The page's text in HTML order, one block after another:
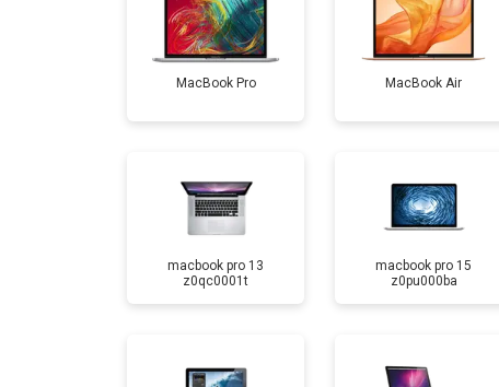
MacBook Pro MacBook Air
macbook pro 13
z0qc0001t
macbook pro 15
z0pu000ba